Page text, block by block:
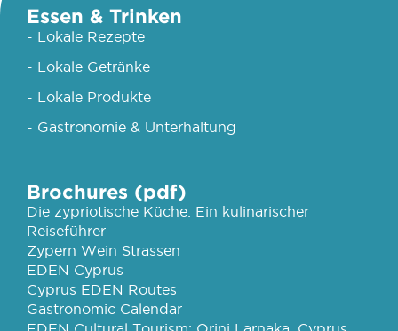
Essen & Trinken
- Lokale Rezepte
- Lokale Getränke
- Lokale Produkte
- Gastronomie & Unterhaltung
Brochures (pdf)
Die zypriotische Küche: Ein kulinarischer
Reiseführer
Zypern Wein Strassen
EDEN Cyprus
Cyprus EDEN Routes
Gastronomic Calendar